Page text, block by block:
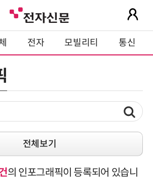
전자 모빌리티 통신
전체보기
의 인포그래픽이 등록되어 있습니